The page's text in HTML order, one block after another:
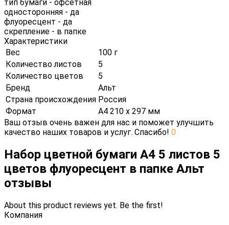
тип бумаги - офсетная
односторонняя - да
флуоресцент - да
скрепление - в папке
Характеристики
Вес
100 г
Количество листов
5
Количество цветов
5
Бренд
Альт
Страна происхождения Россия
Формат
А4 210 х 297 мм
Ваш отзыв очень важен для нас и поможет улучшить
качество наших товаров и услуг. Спасибо! 0
Набор цветной бумаги А4 5 листов 5
цветов флуоресцент в папке Альт
отзывы
About this product reviews yet. Be the first!
Компания